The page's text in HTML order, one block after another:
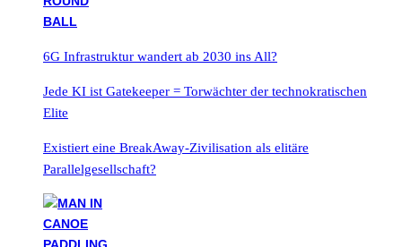
6G Infrastruktur wandert ab 2030 ins All?
Jede KI ist Gatekeeper = Torwächter der technokratischen
Elite
Existiert eine BreakAway-Zivilisation als elitäre
Parallelgesellschaft?